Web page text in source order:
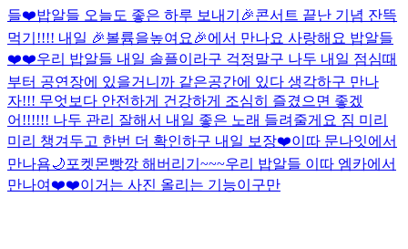
들❤️밥알들 오늘도 좋은 하루 보내기🎉콘서트 끝난 기념 잔뜩
먹기!!!! 내일 🎉볼륨을높여요🎉에서 만나요 사랑해요 밥알들
❤️❤️우리 밥알들 내일 솔플이라구 걱정말구 나두 내일 점심때
부터 공연장에 있을거니까 같은공간에 있다 생각하구 만나
자!!! 무엇보다 안전하게 건강하게 조심히 즐겼으면 좋겠
어!!!!!! 나두 관리 잘해서 내일 좋은 노래 들려줄게요 짐 미리
미리 챙겨두고 한번 더 확인하구 내일 보장❤️이따 문나잇에서
만나욤🌙포켓몬빵깡 해버리기~~~우리 밥알들 이따 엠카에서
만나여❤️❤️이거는 사진 올리는 기능이구만